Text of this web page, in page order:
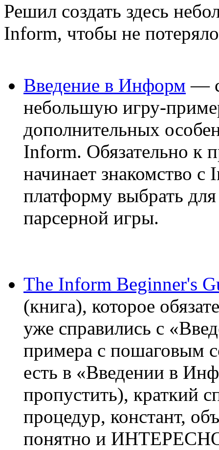
Решил создать здесь
Inform, чтобы не
Введение в Информ —
небольшую игру-
дополнительных
Inform. Обязательно к
начинает знакомство
платформу выбрать
парсерной игры.
The Inform Beginner's
(книга), которое
уже справились с
примера с пошаговым
есть в «Введении в
пропустить), краткий
процедур, констант,
понятно и